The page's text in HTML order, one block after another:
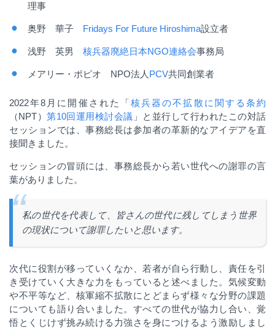
理事
奥野 華子 Fridays For Future Hiroshima設立者
浅野 英男 核兵器廃絶日本NGO連絡会事務局
メアリー・ポピオ NPO法人 PCV共同創業者
2022年8 月に 開催された「核兵器の不拡散に関する条約
（NPT）第10回運用検討会議 」と並行して行われたこの対話
セッションでは、事務総長は参加者の革新的なアイデアを直
接聞きました。
セッションの冒頭には、事務総長から若い世代への謝罪の言
葉がありました。
私の世代を代表して、皆さんの世代に残してしまう世界
の現状について謝罪したいと思います。
次代に役割が移っていくなか、若者が自ら行動し、責任を引
き受けていく大きな力をもっていると述べました。気候変動
や不平等など、核軍縮不拡散にとどまらず様々な分野の課題
についても語り合いました。 すべての世代が協力し合い、覚
悟とくじけず挑み続ける力強さを身につけるよう激励しまし